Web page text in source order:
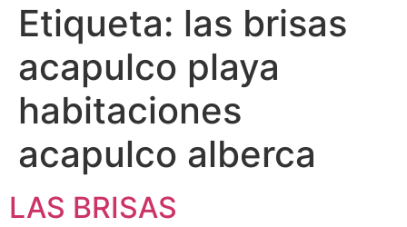
Etiqueta: las brisas
acapulco playa
habitaciones
acapulco alberca
LAS BRISAS